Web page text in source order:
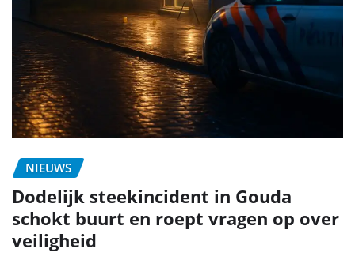
NIEUWS
Dodelijk steekincident in Gouda
schokt buurt en roept vragen op over
veiligheid